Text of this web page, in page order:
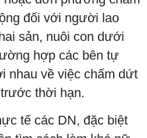
đối với người lao
sản, nuôi con dưới
hợp các bên tự
nhau về việc chấm dứt
thời hạn.
tế các DN, đặc biệt